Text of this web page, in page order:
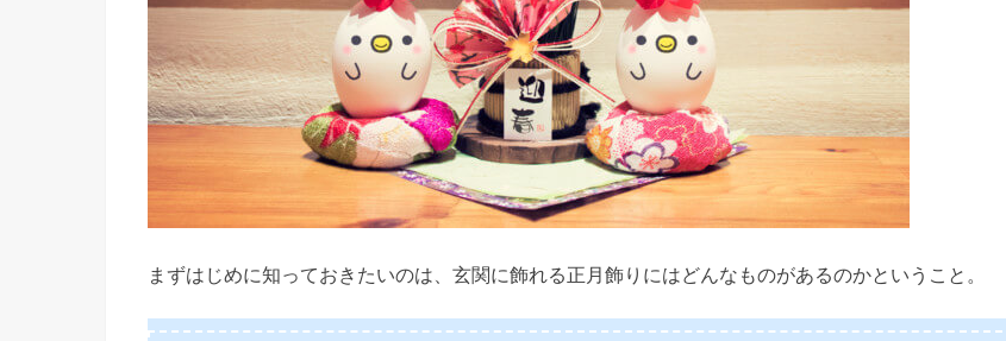
まずはじめに知っておきたいのは、玄関に飾れる正月飾りにはどんなものがあるのかということ。